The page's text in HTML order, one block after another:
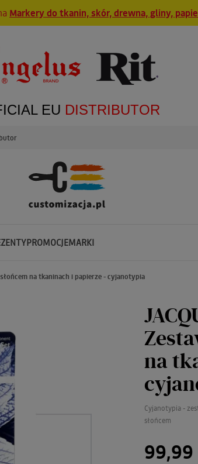
Markery do tkanin, skór, drewna, gliny,
EU DISTRIBUTOR
PROMOCJEMARKI
na tkaninach i papierze - cyjanotypia
na
Cyjanotypia -
słońcem
99,99